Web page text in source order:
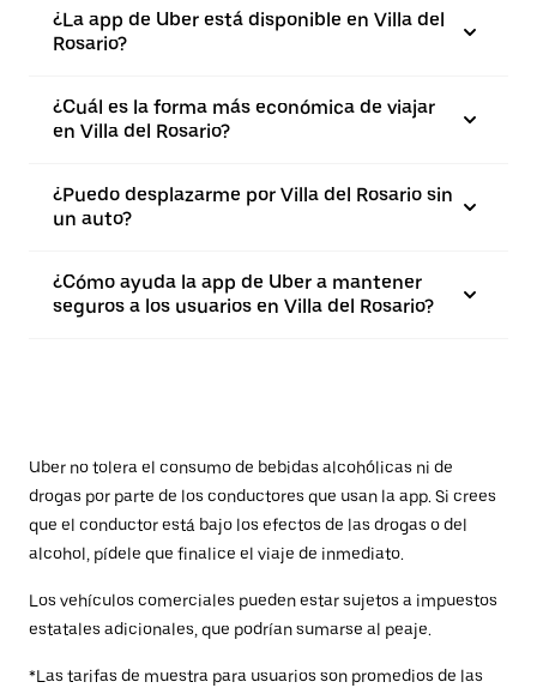
¿La app de Uber está disponible en Villa del
Rosario?
¿Cuál es la forma más económica de viajar
en Villa del Rosario?
¿Puedo desplazarme por Villa del Rosario sin
un auto?
¿Cómo ayuda la app de Uber a mantener
seguros a los usuarios en Villa del Rosario?
Uber no tolera el consumo de bebidas alcohólicas ni de
drogas por parte de los conductores que usan la app. Si crees
que el conductor está bajo los efectos de las drogas o del
alcohol, pídele que finalice el viaje de inmediato.
Los vehículos comerciales pueden estar sujetos a impuestos
estatales adicionales, que podrían sumarse al peaje.
*Las tarifas de muestra para usuarios son promedios de las